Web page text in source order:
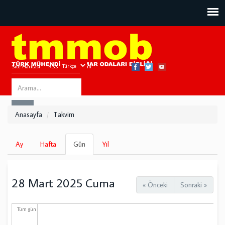
Site Haritası RSS Bize Ulaşın
Search
this
Anasayfa Takvim
Birincil
sekmeler
Ay Hafta Gün
sekme)
Yıl
« Önceki Sonraki »
28 Mart 2025 Cuma
Tüm gün